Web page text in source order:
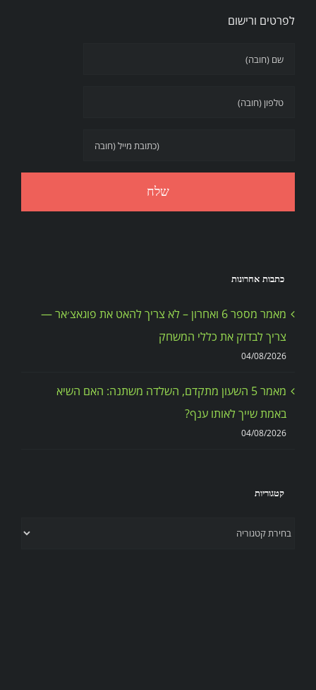
לפרטים ורישום
כתבות אחרונות
מאמר מספר 6 ואחרון – לא צריך להאט את פוגאצ׳אר —
צריך לבדוק את כללי המשחק
04/08/2026
מאמר 5 השעון מתקדם, השלדה משתנה: האם השיא
באמת שייך לאותו ענף?
04/08/2026
קטגוריות
קטגוריות